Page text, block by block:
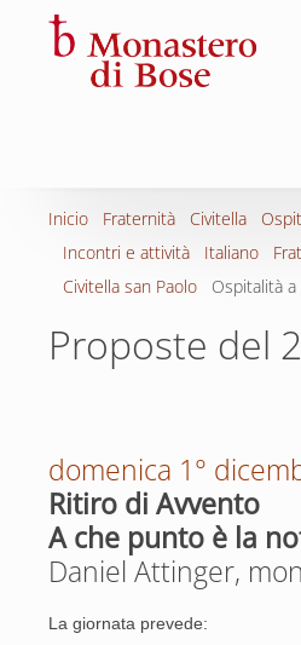
Inicio Fraternità Civitella
Incontri e attività
Italiano
Civitella san Paolo
Ospitalità a
Proposte del
domenica 1°
Ritiro di Avvento
A che punto è la
Daniel Attinger,
La giornata prevede: